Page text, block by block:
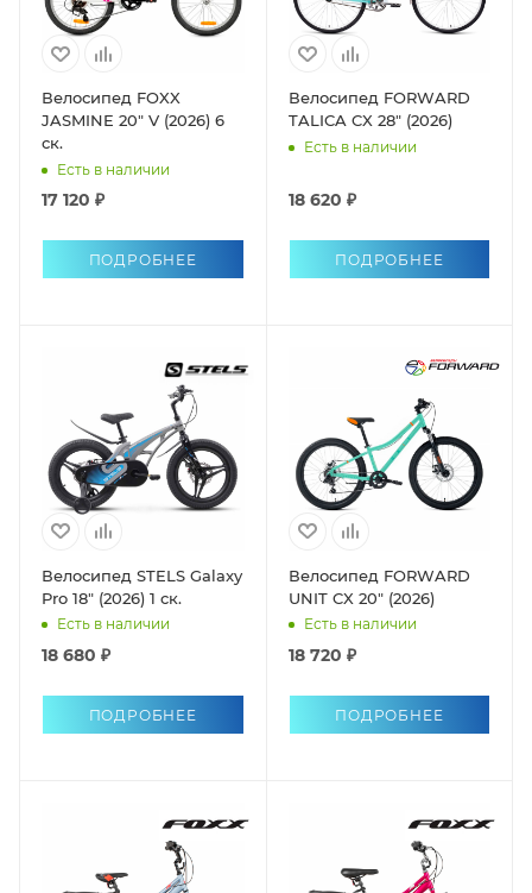
Велосипед FOXX
JASMINE 20" V (2026) 6
ск.
Есть в наличии
17 120 ₽
ПОДРОБНЕЕ
Велосипед FORWARD
TALICA CX 28" (2026)
Есть в наличии
18 620 ₽
ПОДРОБНЕЕ
Велосипед STELS Galaxy
Pro 18" (2026) 1 ск.
Есть в наличии
18 680 ₽
ПОДРОБНЕЕ
Велосипед FORWARD
UNIT CX 20" (2026)
Есть в наличии
18 720 ₽
ПОДРОБНЕЕ